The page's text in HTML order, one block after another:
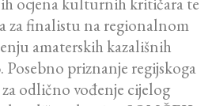
za finalistu na regionalnom
amaterskih kazališnih
Posebno priznanje regijskoga
odlično vođenje cijelog